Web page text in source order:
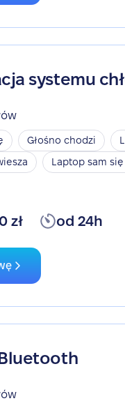
systemu
Głośno chodzi
Laptop sam
zł od 24h